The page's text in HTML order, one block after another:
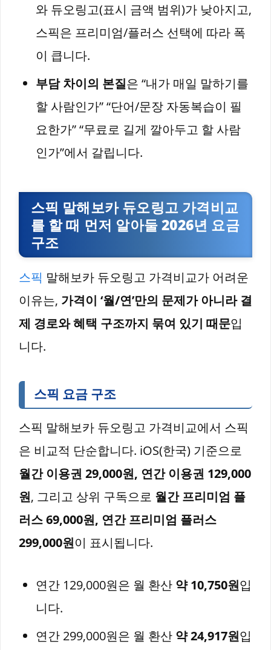
와 듀오링고(표시 금액 범위)가 낮아지고,
스픽은 프리미엄/플러스 선택에 따라 폭
이 큽니다.
부담 차이의 본질은 “내가 매일 말하기를
할 사람인가” “단어/문장 자동복습이 필
요한가” “무료로 길게 깔아두고 할 사람
인가”에서 갈립니다.
스픽 말해보카 듀오링고 가격비교
를 할 때 먼저 알아둘 2026년 요금
구조
스픽 말해보카 듀오링고 가격비교가 어려운
이유는, 가격이 ‘월/연’만의 문제가 아니라 결
제 경로와 혜택 구조까지 묶여 있기 때문입
니다.
스픽 요금 구조
스픽 말해보카 듀오링고 가격비교에서 스픽
은 비교적 단순합니다. iOS(한국) 기준으로
월간 이용권 29,000원, 연간 이용권 129,000
원, 그리고 상위 구독으로 월간 프리미엄 플
러스 69,000원, 연간 프리미엄 플러스
299,000원이 표시됩니다.
연간 129,000원은 월 환산 약 10,750원입
니다.
연간 299,000원은 월 환산 약 24,917원입